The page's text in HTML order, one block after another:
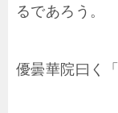
るであろう。
優曇華院曰く